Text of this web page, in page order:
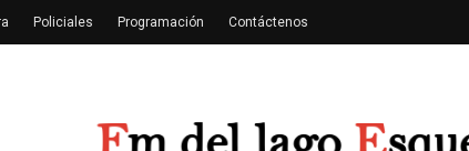
Policiales Programación Contáctenos